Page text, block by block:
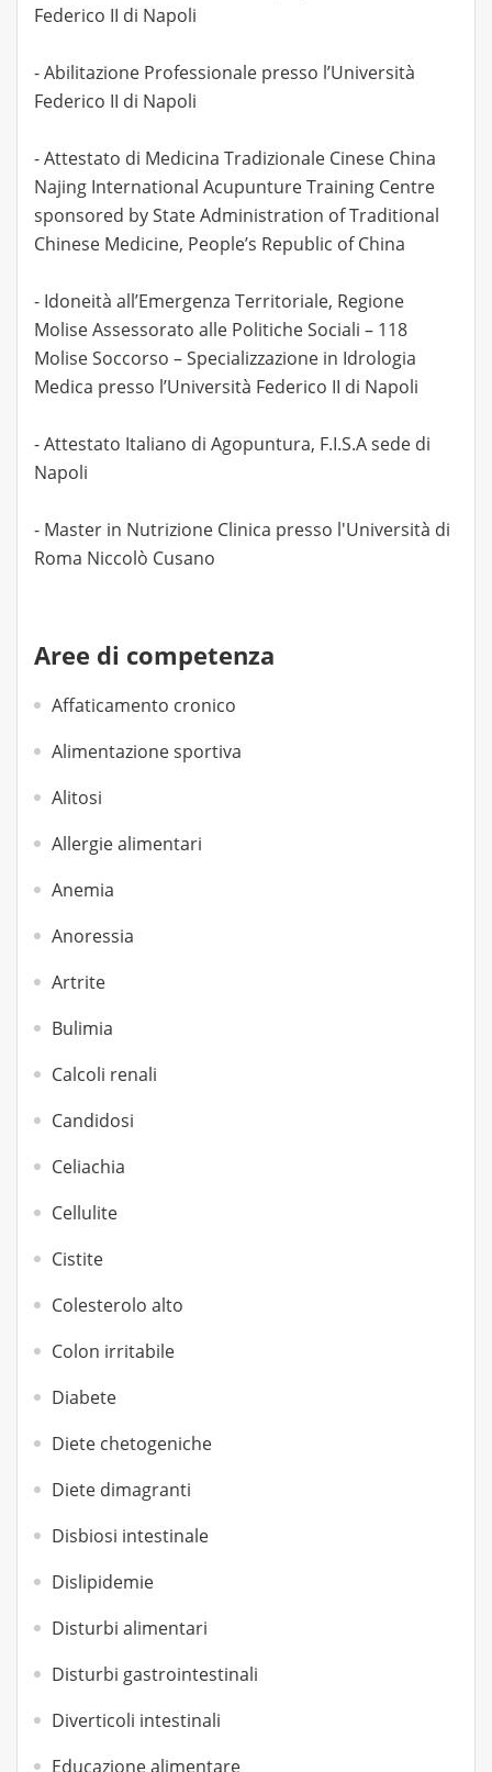
Federico II di Napoli
- Abilitazione Professionale presso l’Università
Federico II di Napoli
- Attestato di Medicina Tradizionale Cinese China
Najing International Acupunture Training Centre
sponsored by State Administration of Traditional
Chinese Medicine, People’s Republic of China
- Idoneità all’Emergenza Territoriale, Regione
Molise Assessorato alle Politiche Sociali – 118
Molise Soccorso – Specializzazione in Idrologia
Medica presso l’Università Federico II di Napoli
- Attestato Italiano di Agopuntura, F.I.S.A sede di
Napoli
- Master in Nutrizione Clinica presso l'Università di
Roma Niccolò Cusano
Aree di competenza
Affaticamento cronico
Alimentazione sportiva
Alitosi
Allergie alimentari
Anemia
Anoressia
Artrite
Bulimia
Calcoli renali
Candidosi
Celiachia
Cellulite
Cistite
Colesterolo alto
Colon irritabile
Diabete
Diete chetogeniche
Diete dimagranti
Disbiosi intestinale
Dislipidemie
Disturbi alimentari
Disturbi gastrointestinali
Diverticoli intestinali
Educazione alimentare